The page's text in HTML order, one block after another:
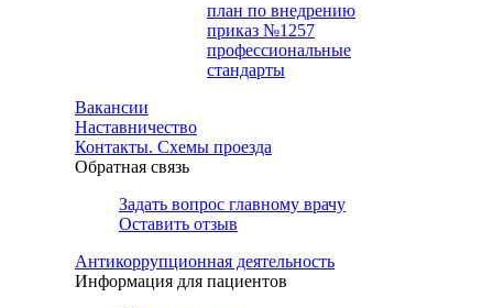
план по внедрению
приказ №1257
профессиональные
стандарты
Вакансии
Наставничество
Контакты. Схемы проезда
Обратная связь
Задать вопрос главному врачу
Оставить отзыв
Антикоррупционная деятельность
Информация для пациентов